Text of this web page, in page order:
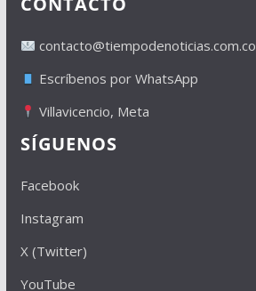
contacto@tiempodenoticias.com.co
Escríbenos por WhatsApp
Villavicencio, Meta
SÍGUENOS
Facebook
Instagram
X (Twitter)
YouTube